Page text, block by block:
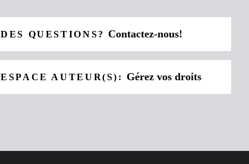
DES QUESTIONS?Contactez-nous!
ESPACE AUTEUR(S): Gérez vos droits